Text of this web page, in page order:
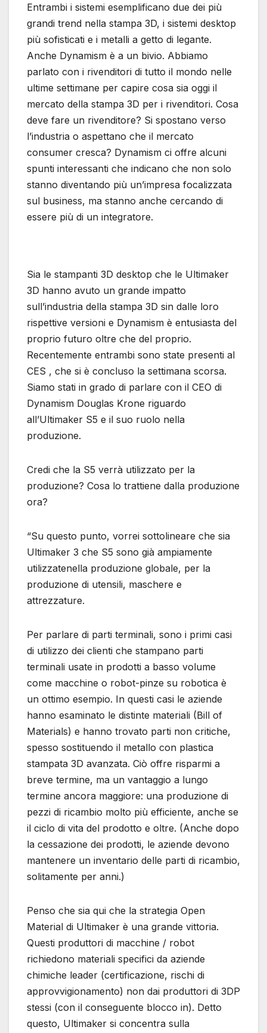
Entrambi i sistemi esemplificano due dei più
grandi trend nella stampa 3D, i sistemi desktop
più sofisticati e i metalli a getto di legante.
Anche Dynamism è a un bivio. Abbiamo
parlato con i rivenditori di tutto il mondo nelle
ultime settimane per capire cosa sia oggi il
mercato della stampa 3D per i rivenditori. Cosa
deve fare un rivenditore? Si spostano verso
l’industria o aspettano che il mercato
consumer cresca? Dynamism ci offre alcuni
spunti interessanti che indicano che non solo
stanno diventando più un’impresa focalizzata
sul business, ma stanno anche cercando di
essere più di un integratore.
Sia le stampanti 3D desktop che le Ultimaker
3D hanno avuto un grande impatto
sull’industria della stampa 3D sin dalle loro
rispettive versioni e Dynamism è entusiasta del
proprio futuro oltre che del proprio.
Recentemente entrambi sono state presenti al
CES , che si è concluso la settimana scorsa.
Siamo stati in grado di parlare con il CEO di
Dynamism Douglas Krone riguardo
all’Ultimaker S5 e il suo ruolo nella
produzione.
Credi che la S5 verrà utilizzato per la
produzione? Cosa lo trattiene dalla produzione
ora?
“Su questo punto, vorrei sottolineare che sia
Ultimaker 3 che S5 sono già ampiamente
utilizzatenella produzione globale, per la
produzione di utensili, maschere e
attrezzature.
Per parlare di parti terminali, sono i primi casi
di utilizzo dei clienti che stampano parti
terminali usate in prodotti a basso volume
come macchine o robot-pinze su robotica è
un ottimo esempio. In questi casi le aziende
hanno esaminato le distinte materiali (Bill of
Materials) e hanno trovato parti non critiche,
spesso sostituendo il metallo con plastica
stampata 3D avanzata. Ciò offre risparmi a
breve termine, ma un vantaggio a lungo
termine ancora maggiore: una produzione di
pezzi di ricambio molto più efficiente, anche se
il ciclo di vita del prodotto e oltre. (Anche dopo
la cessazione dei prodotti, le aziende devono
mantenere un inventario delle parti di ricambio,
solitamente per anni.)
Penso che sia qui che la strategia Open
Material di Ultimaker è una grande vittoria.
Questi produttori di macchine / robot
richiedono materiali specifici da aziende
chimiche leader (certificazione, rischi di
approvvigionamento) non dai produttori di 3DP
stessi (con il conseguente blocco in). Detto
questo, Ultimaker si concentra sulla